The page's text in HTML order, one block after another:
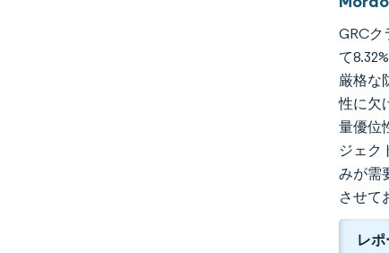
GRCク
て
厳格な
性に欠
量優位
ジェク
みが需
させて
レ